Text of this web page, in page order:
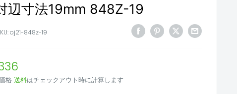
辺寸法19mm 848Z-19
oj21-848z-19
格送料はチェックアウト時に計算します